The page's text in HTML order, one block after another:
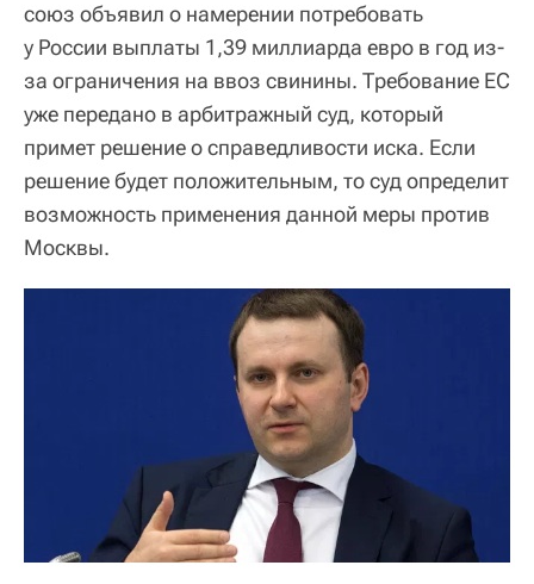
союз объявил о намерении потребовать
у России выплаты 1,39 миллиарда евро в год из-
за ограничения на ввоз свинины. Требование ЕС
уже передано в арбитражный суд, который
примет решение о справедливости иска. Если
решение будет положительным, то суд определит
возможность применения данной меры против
Москвы.